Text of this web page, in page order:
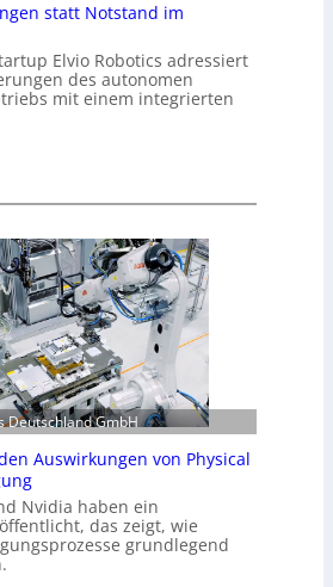
statt Notstand im
Elvio Robotics adressiert
des autonomen
mit einem integrierten
Deutschland GmbH
Auswirkungen von Physical
Nvidia haben ein
das zeigt, wie
grundlegend